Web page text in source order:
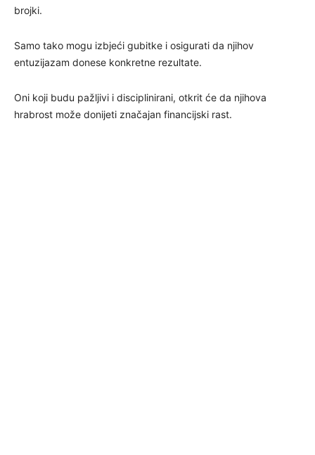
brojki.
Samo tako mogu izbjeći gubitke i osigurati da njihov
entuzijazam donese konkretne rezultate.
Oni koji budu pažljivi i disciplinirani, otkrit će da njihova
hrabrost može donijeti značajan financijski rast.